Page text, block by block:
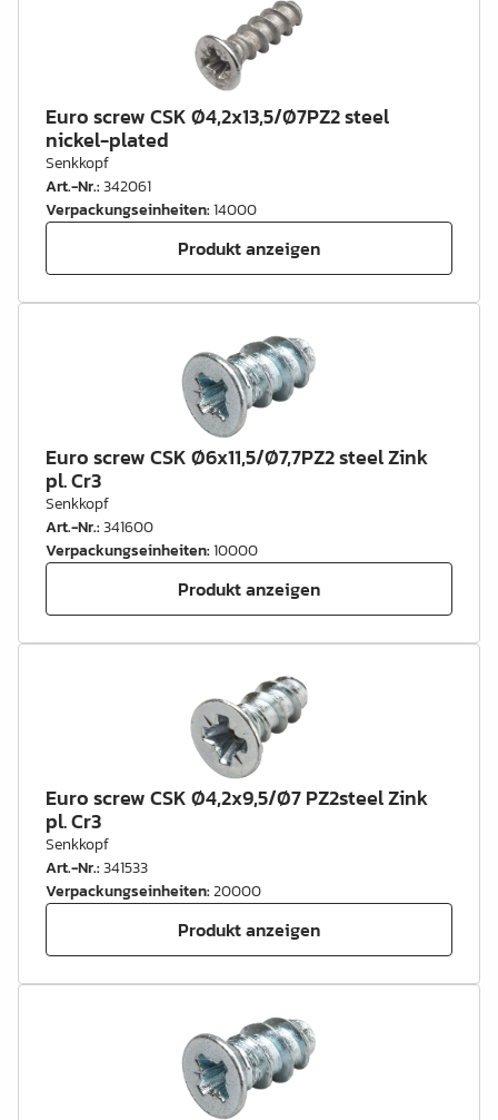
Euro screw CSK Ø4,2x13,5/Ø7PZ2 steel
nickel-plated
Senkkopf
Art.-Nr.:342061
Verpackungseinheiten:14000
Produkt anzeigen
Euro screw CSK Ø6x11,5/Ø7,7PZ2 steel Zink
pl. Cr3
Senkkopf
Art.-Nr.:341600
Verpackungseinheiten:10000
Produkt anzeigen
Euro screw CSK Ø4,2x9,5/Ø7 PZ2steel Zink
pl. Cr3
Senkkopf
Art.-Nr.:341533
Verpackungseinheiten:20000
Produkt anzeigen